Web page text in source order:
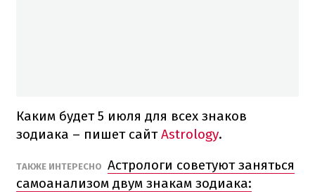
Каким будет 5 июля для всех знаков
зодиака – пишет сайтAstrology.
ТАКЖЕ ИНТЕРЕСНО Астрологи советуют заняться
самоанализом двум знакам зодиака: